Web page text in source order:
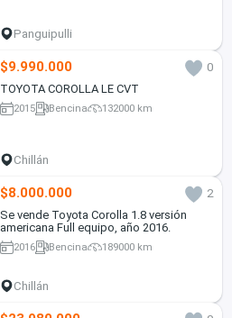
Panguipulli
$9.990.000
0
TOYOTA COROLLA LE CVT
2015 Bencina 132000 km
Chillán
$8.000.000
2
Se vende Toyota Corolla 1.8 versión
americana Full equipo, año 2016.
2016 Bencina 189000 km
Chillán